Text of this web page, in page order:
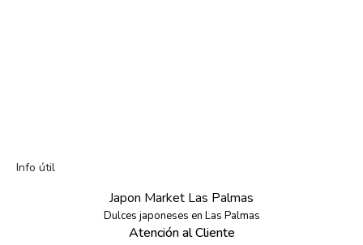
Info útil
Japon Market Las Palmas
Dulces japoneses en Las Palmas
Atención al Cliente